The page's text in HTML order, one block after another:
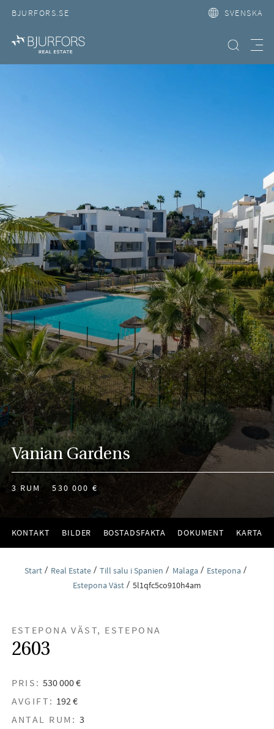
BJURFORS.SE SVENSKA
Hitta bostad
Vanian Gardens
3 RUM 530 000 €
KONTAKT BILDER BOSTADSFAKTA DOKUMENT KARTA
Start Real Estate Till salu i Spanien Malaga
Estepona
Estepona Väst
5l1qfc5co910h4am
ESTEPONA VÄST, ESTEPONA
2603
PRIS: 530 000 €
AVGIFT: 192 €
ANTAL RUM: 3